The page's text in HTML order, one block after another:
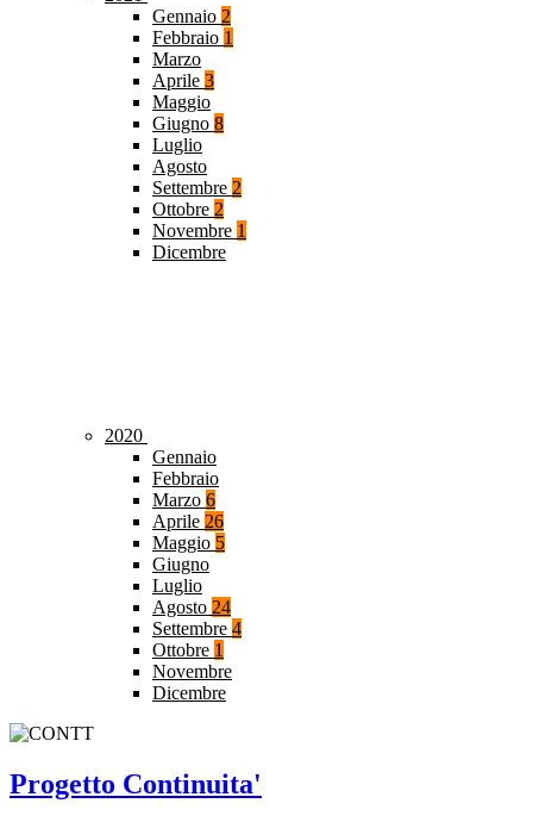
Gennaio 2
Febbraio 1
Marzo
Aprile 3
Maggio
Giugno 8
Luglio
Agosto
Settembre 2
Ottobre 2
Novembre 1
Dicembre
2020
Gennaio
Febbraio
Marzo 6
Aprile 26
Maggio 5
Giugno
Luglio
Agosto 24
Settembre 4
Ottobre 1
Novembre
Dicembre
Progetto Continuita'